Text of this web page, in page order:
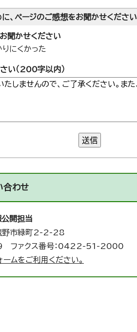
、ページのご感想をお聞かせください
聞かせください
りにくかった
い（200字以内）
送信
合わせ
開担当
市緑町2-2-28
ファクス番号：0422-51-2000
ムをご利用ください。